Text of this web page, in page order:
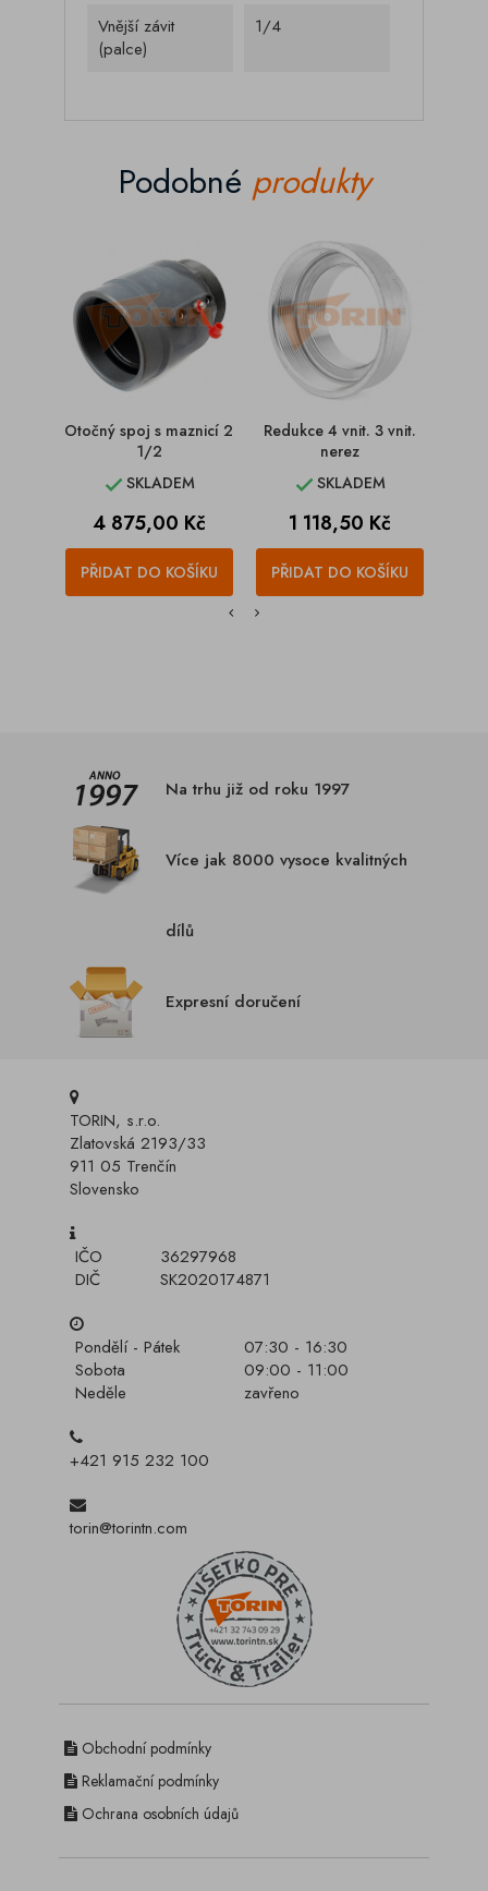
Vnější závit
(palce)
1/4
Podobné produkty
Otočný spoj s maznicí 2
1/2
SKLADEM
Cena
4 875,00 Kč
PŘIDAT DO KOŠÍKU
Redukce 4 vnit. 3 vnit.
nerez
SKLADEM
Cena
1 118,50 Kč
PŘIDAT DO KOŠÍKU
Na trhu již od roku 1997
Více jak 8000 vysoce kvalitných
dílů
Expresní doručení
TORIN, s.r.o.
Zlatovská 2193/33
911 05 Trenčín
Slovensko
IČO
36297968
DIČ
SK2020174871
Pondělí - Pátek
07:30 - 16:30
Sobota
09:00 - 11:00
Neděle
zavřeno
+421 915 232 100
torin@torintn.com
Obchodní podmínky
Reklamační podmínky
Ochrana osobních údajů